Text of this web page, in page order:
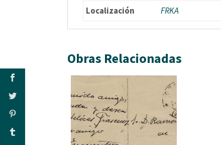
Localización
FRKA
Obras Relacionadas